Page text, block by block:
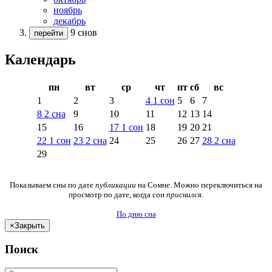
ноябрь
декабрь
перейти 9 снов
Календарь
пн вт ср чт пт сб
вс
1
2 3 4 1 сон 5 6
7
8 2 сна 9 10 11 12 13 14
15
16 17 1 сон 18 19 20 21
22 1 сон 23 2 сна 24 25 26 27 28 2 сна
29
Показываем сны по дате публикации на Сомне. Можно переключиться на
просмотр по дате, когда сон приснился.
По дню сна
×Закрыть
Поиск